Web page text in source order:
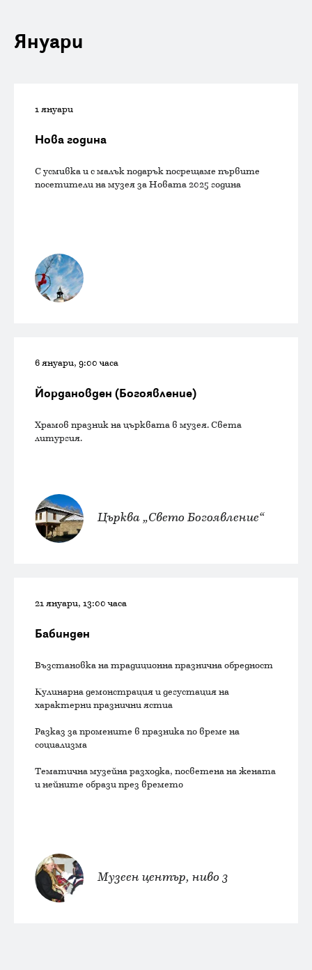
Януари
1 януари
Нова година
С усмивка и с малък подарък посрещаме първите
посетители на музея за Новата 2025 година
6 януари, 9:00 часа
Йордановден (Богоявление)
Храмов празник на църквата в музея. Света
литургия.
Църква „Свето Богоявление“
21 януари, 13:00 часа
Бабинден
Възстановка на традиционна празнична обредност
Кулинарна демонстрация и дегустация на
характерни празнични ястиа
Разказ за промените в празника по време на
социализма
Тематична музейна разходка, посветена на жената
и нейните образи през времето
Музеен център, ниво 3